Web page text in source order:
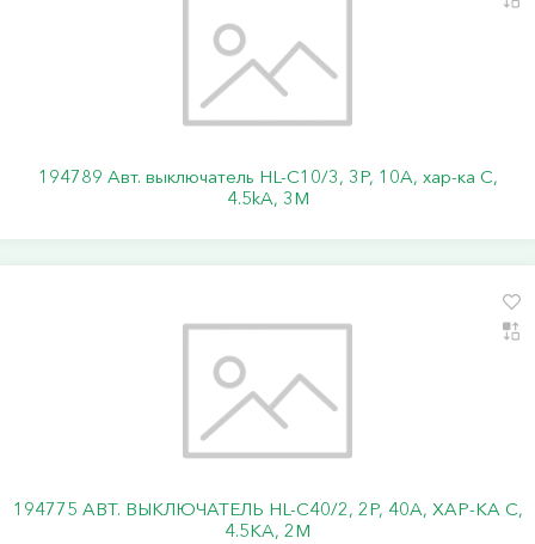
194789 Авт. выключатель HL-C10/3, 3P, 10A, хар-ка C,
4.5kA, 3M
194775 АВТ. ВЫКЛЮЧАТЕЛЬ HL-C40/2, 2P, 40A, ХАР-КА C,
4.5KA, 2M